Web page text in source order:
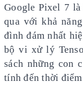
Google Pixel 7
qua với khả
đình đám nhất
bộ vi xử lý
sách những con
tính đến thời